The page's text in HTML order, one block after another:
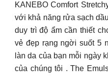
KANEBO Comfort
với khả năng rửa sạch
duy trì độ ẩm cần thiết
vẻ đẹp rạng ngời suốt 5
làn da của bạn mỗi ngày
của chúng tôi . The